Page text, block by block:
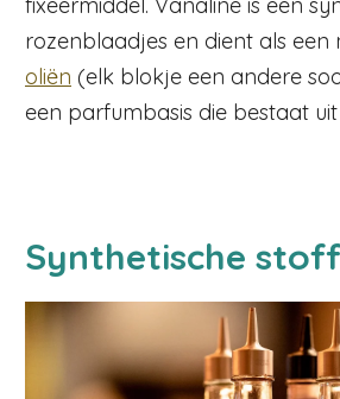
rozenblaadjes en dient als
oliën (elk blokje een andere
een parfumbasis die bestaat
Synthetische